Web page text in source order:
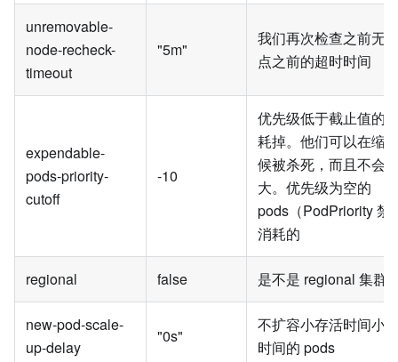
unremovable-
node-recheck-
timeout
"5m"
我们再次检查之前无
点之前的超时时间
expendable-
pods-priority-
cutoff
-10
优先级低于截止值的
耗掉。他们可以在缩
候被杀死，而且不会
大。优先级为空的
pods（PodPriority 禁
消耗的
regional false 是不是 regional 集群
new-pod-scale-
up-delay
"0s"
不扩容小存活时间小
时间的 pods